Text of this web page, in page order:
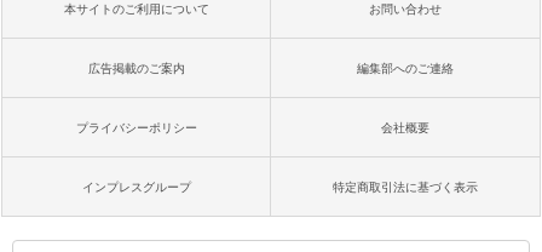
本サイトのご利用について お問い合わせ
広告掲載のご案内 編集部へのご連絡
プライバシーポリシー 会社概要
インプレスグループ 特定商取引法に基づく表示